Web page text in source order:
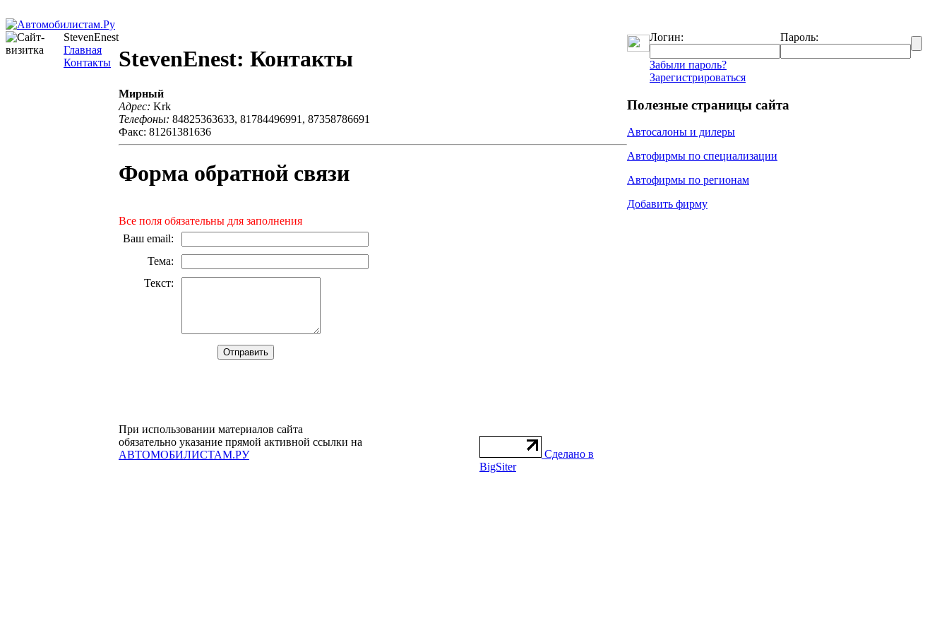
StevenEnest
Главная
Контакты
StevenEnest: Контакты
Мирный
Адрес: Krk
Телефоны: 84825363633, 81784496991, 87358786691
Факс: 81261381636
Форма обратной связи
Все поля обязательны для заполнения
Ваш email:
Тема:
Текст:
При использовании материалов сайта
обязательно указание прямой активной ссылки на
АВТОМОБИЛИСТАМ.РУ
Сделано в
BigSiter
Логин: Пароль:
Забыли пароль?
Зарегистрироваться
Полезные страницы сайта
Автосалоны и дилеры
Автофирмы по специализации
Автофирмы по регионам
Добавить фирму